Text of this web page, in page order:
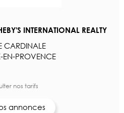
INTERNATIONAL REALTY
CARDINALE
EN-PROVENCE
nos tarifs
annonces